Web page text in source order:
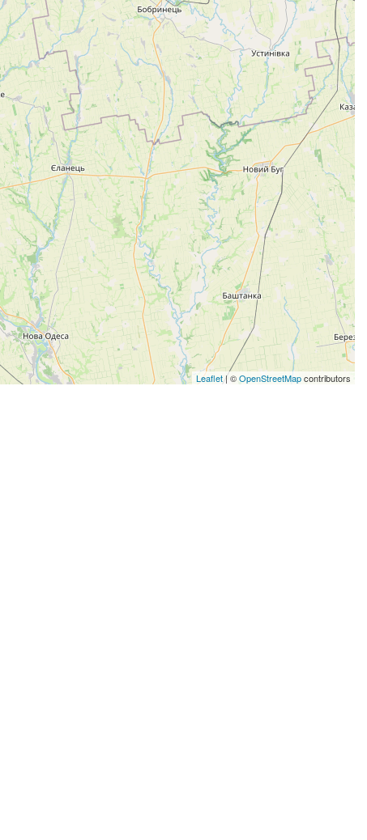
Leaflet| ©OpenStreetMapcontributors